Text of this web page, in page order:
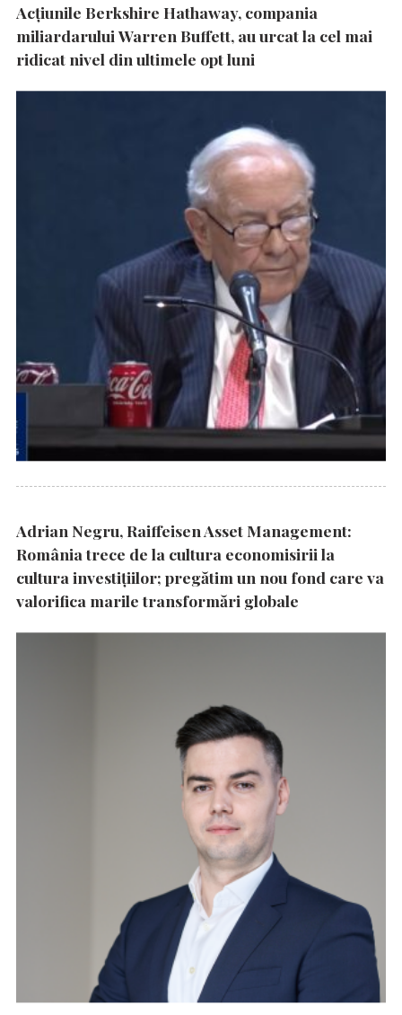
Acțiunile Berkshire Hathaway, compania
miliardarului Warren Buffett, au urcat la cel mai
ridicat nivel din ultimele opt luni
Adrian Negru, Raiffeisen Asset Management:
România trece de la cultura economisirii la
cultura investițiilor; pregătim un nou fond care va
valorifica marile transformări globale